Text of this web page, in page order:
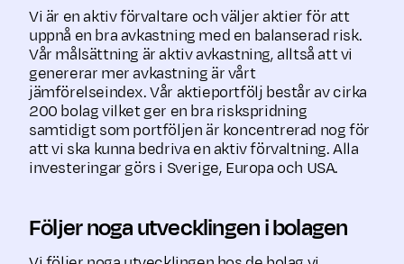
Vi är en aktiv förvaltare och väljer aktier för att
uppnå en bra avkastning med en balanserad risk.
Vår målsättning är aktiv avkastning, alltså att vi
genererar mer avkastning är vårt
jämförelseindex. Vår aktieportfölj består av cirka
200 bolag vilket ger en bra riskspridning
samtidigt som portföljen är koncentrerad nog för
att vi ska kunna bedriva en aktiv förvaltning. Alla
investeringar görs i Sverige, Europa och USA.
Följer noga utvecklingen i bolagen